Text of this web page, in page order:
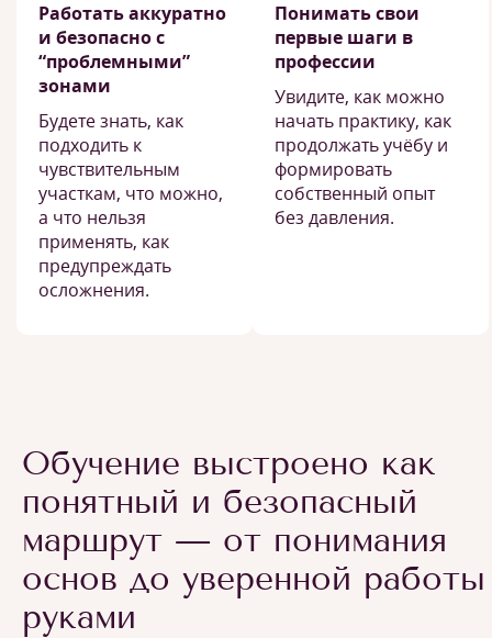
Работать аккуратно
и безопасно с
“проблемными”
зонами
Будете знать, как
подходить к
чувствительным
участкам, что можно,
а что нельзя
применять, как
предупреждать
осложнения.
Понимать свои
первые шаги в
профессии
Увидите, как можно
начать практику, как
продолжать учёбу и
формировать
собственный опыт
без давления.
Обучение выстроено как
понятный и безопасный
маршрут — от понимания
основ до уверенной работы
руками